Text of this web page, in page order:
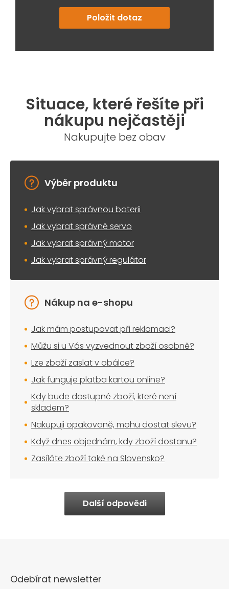
Položit dotaz
Situace, které řešíte při
nákupu nejčastěji
Nakupujte bez obav
Výběr produktu
Jak vybrat správnou baterii
Jak vybrat správné servo
Jak vybrat správný motor
Jak vybrat správný regulátor
Nákup na e-shopu
Jak mám postupovat při reklamaci?
Můžu si u Vás vyzvednout zboží osobně?
Lze zboží zaslat v obálce?
Jak funguje platba kartou online?
Kdy bude dostupné zboží, které není
skladem?
Nakupuji opakovaně, mohu dostat slevu?
Když dnes objednám, kdy zboží dostanu?
Zasíláte zboží také na Slovensko?
Další odpovědi
Odebírat newsletter